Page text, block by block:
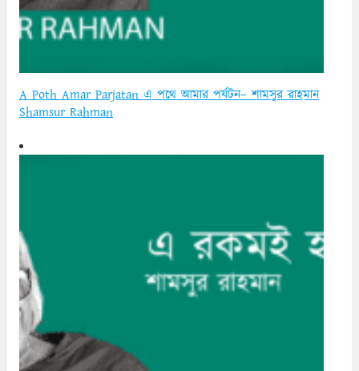
A Poth Amar Parjatan এ পথে আমার পর্যটন– শামসুর রাহমান
Shamsur Rahman